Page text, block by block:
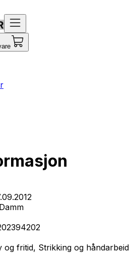
og fritid, Strikking og håndarbeid